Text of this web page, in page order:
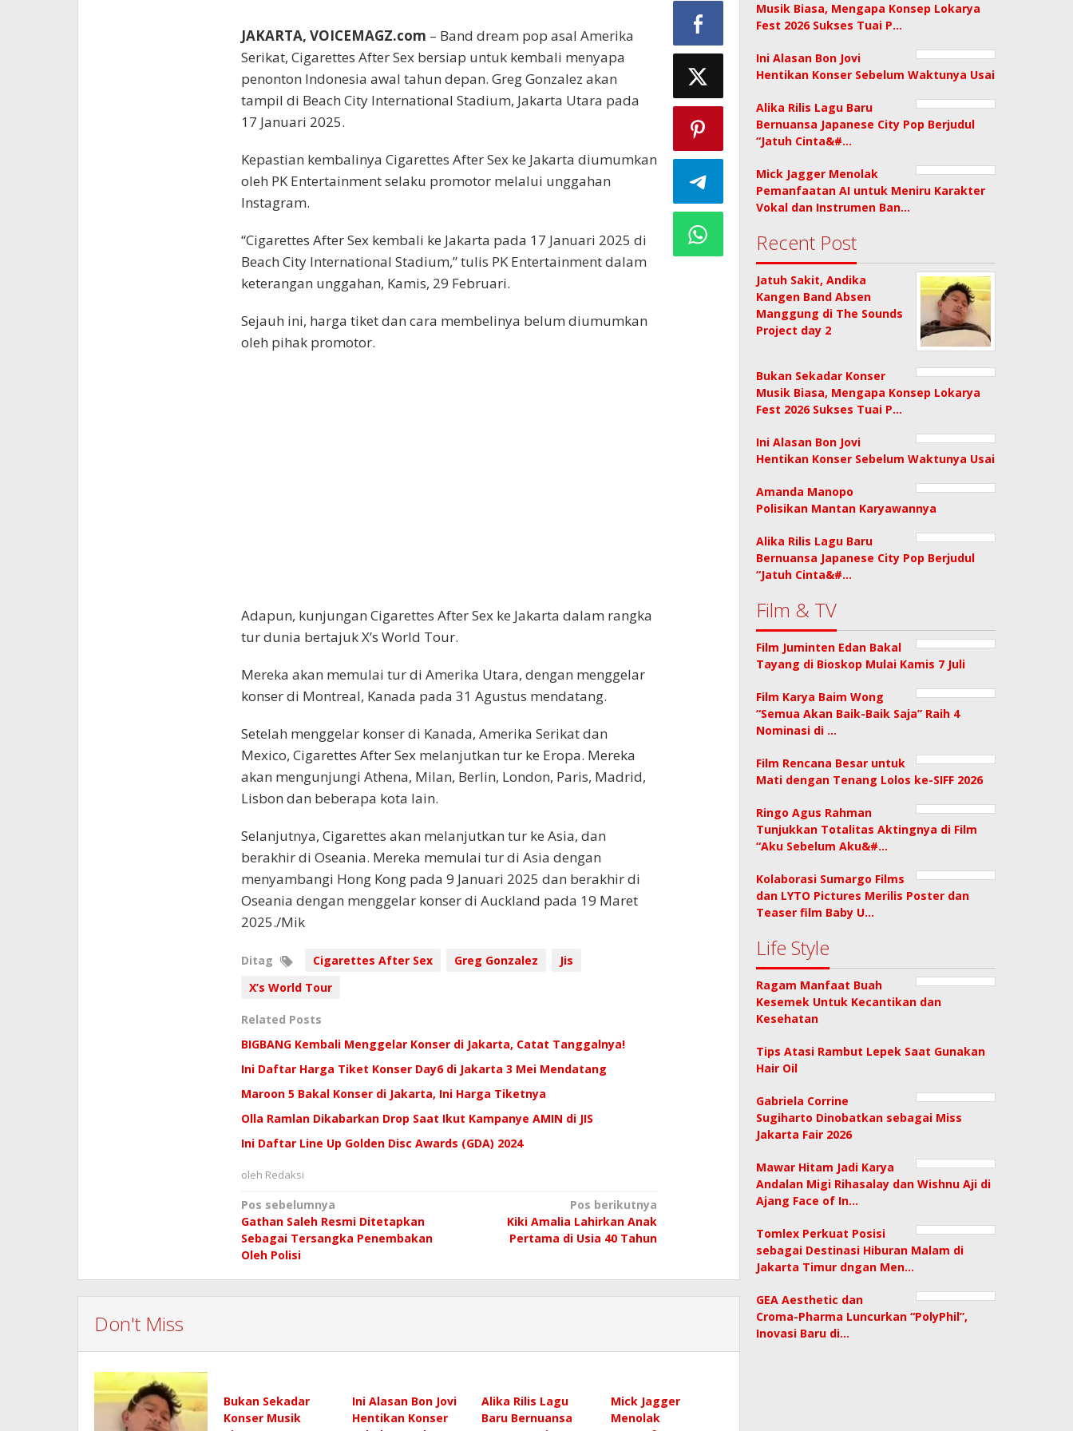
JAKARTA, VOICEMAGZ.com – Band dream pop asal Amerika
Serikat, Cigarettes After Sex bersiap untuk kembali menyapa
penonton Indonesia awal tahun depan. Greg Gonzalez akan
tampil di Beach City International Stadium, Jakarta Utara pada
17 Januari 2025.
Kepastian kembalinya Cigarettes After Sex ke Jakarta diumumkan
oleh PK Entertainment selaku promotor melalui unggahan
Instagram.
“Cigarettes After Sex kembali ke Jakarta pada 17 Januari 2025 di
Beach City International Stadium,” tulis PK Entertainment dalam
keterangan unggahan, Kamis, 29 Februari.
Sejauh ini, harga tiket dan cara membelinya belum diumumkan
oleh pihak promotor.
Adapun, kunjungan Cigarettes After Sex ke Jakarta dalam rangka
tur dunia bertajuk X’s World Tour.
Mereka akan memulai tur di Amerika Utara, dengan menggelar
konser di Montreal, Kanada pada 31 Agustus mendatang.
Setelah menggelar konser di Kanada, Amerika Serikat dan
Mexico, Cigarettes After Sex melanjutkan tur ke Eropa. Mereka
akan mengunjungi Athena, Milan, Berlin, London, Paris, Madrid,
Lisbon dan beberapa kota lain.
Selanjutnya, Cigarettes akan melanjutkan tur ke Asia, dan
berakhir di Oseania. Mereka memulai tur di Asia dengan
menyambangi Hong Kong pada 9 Januari 2025 dan berakhir di
Oseania dengan menggelar konser di Auckland pada 19 Maret
2025./Mik
Ditag Cigarettes After Sex Greg Gonzalez
Jis
X’s World Tour
Related Posts
BIGBANG Kembali Menggelar Konser di Jakarta, Catat Tanggalnya!
Ini Daftar Harga Tiket Konser Day6 di Jakarta 3 Mei Mendatang
Maroon 5 Bakal Konser di Jakarta, Ini Harga Tiketnya
Olla Ramlan Dikabarkan Drop Saat Ikut Kampanye AMIN di JIS
Ini Daftar Line Up Golden Disc Awards (GDA) 2024
oleh Redaksi
Navigasi
pos
Pos sebelumnya
Gathan Saleh Resmi Ditetapkan
Sebagai Tersangka Penembakan
Oleh Polisi
Pos berikutnya
Kiki Amalia Lahirkan Anak
Pertama di Usia 40 Tahun
Don't Miss
Bukan Sekadar
Konser Musik
Ini Alasan Bon Jovi
Hentikan Konser
Alika Rilis Lagu
Baru Bernuansa
Mick Jagger
Menolak
Musik Biasa, Mengapa Konsep Lokarya
Fest 2026 Sukses Tuai P…
Ini Alasan Bon Jovi
Hentikan Konser Sebelum Waktunya Usai
Alika Rilis Lagu Baru
Bernuansa Japanese City Pop Berjudul
“Jatuh Cinta&#…
Mick Jagger Menolak
Pemanfaatan AI untuk Meniru Karakter
Vokal dan Instrumen Ban…
Recent Post
Jatuh Sakit, Andika
Kangen Band Absen
Manggung di The Sounds
Project day 2
Bukan Sekadar Konser
Musik Biasa, Mengapa Konsep Lokarya
Fest 2026 Sukses Tuai P…
Ini Alasan Bon Jovi
Hentikan Konser Sebelum Waktunya Usai
Amanda Manopo
Polisikan Mantan Karyawannya
Alika Rilis Lagu Baru
Bernuansa Japanese City Pop Berjudul
“Jatuh Cinta&#…
Film & TV
Film Juminten Edan Bakal
Tayang di Bioskop Mulai Kamis 7 Juli
Film Karya Baim Wong
“Semua Akan Baik-Baik Saja” Raih 4
Nominasi di …
Film Rencana Besar untuk
Mati dengan Tenang Lolos ke-SIFF 2026
Ringo Agus Rahman
Tunjukkan Totalitas Aktingnya di Film
“Aku Sebelum Aku&#…
Kolaborasi Sumargo Films
dan LYTO Pictures Merilis Poster dan
Teaser film Baby U…
Life Style
Ragam Manfaat Buah
Kesemek Untuk Kecantikan dan
Kesehatan
Tips Atasi Rambut Lepek Saat Gunakan
Hair Oil
Gabriela Corrine
Sugiharto Dinobatkan sebagai Miss
Jakarta Fair 2026
Mawar Hitam Jadi Karya
Andalan Migi Rihasalay dan Wishnu Aji di
Ajang Face of In…
Tomlex Perkuat Posisi
sebagai Destinasi Hiburan Malam di
Jakarta Timur dngan Men…
GEA Aesthetic dan
Croma-Pharma Luncurkan “PolyPhil”,
Inovasi Baru di…